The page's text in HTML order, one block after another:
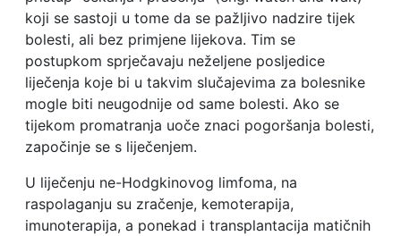
koji se sastoji u tome da se pažljivo nadzire tijek
bolesti, ali bez primjene lijekova. Tim se
postupkom sprječavaju neželjene posljedice
liječenja koje bi u takvim slučajevima za bolesnike
mogle biti neugodnije od same bolesti. Ako se
tijekom promatranja uoče znaci pogoršanja bolesti,
započinje se s liječenjem.
U liječenju ne-Hodgkinovog limfoma, na
raspolaganju su zračenje, kemoterapija,
imunoterapija, a ponekad i transplantacija matičnih